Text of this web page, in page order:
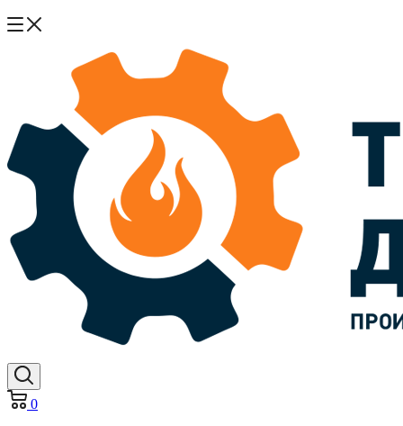
0